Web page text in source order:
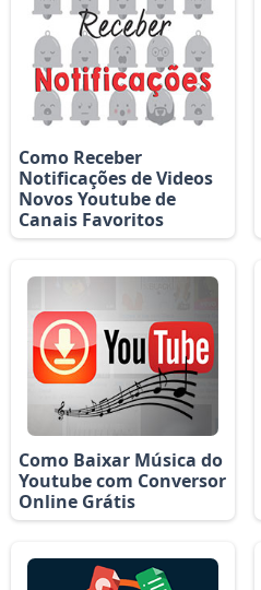
Como Receber
Notificações de Videos
Novos Youtube de
Canais Favoritos
Como Baixar Música do
Youtube com Conversor
Online Grátis